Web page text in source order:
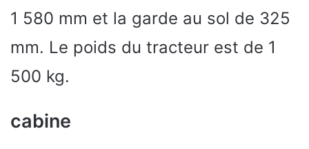
1 580 mm et la garde au sol de 325
mm. Le poids du tracteur est de 1
500 kg.
cabine